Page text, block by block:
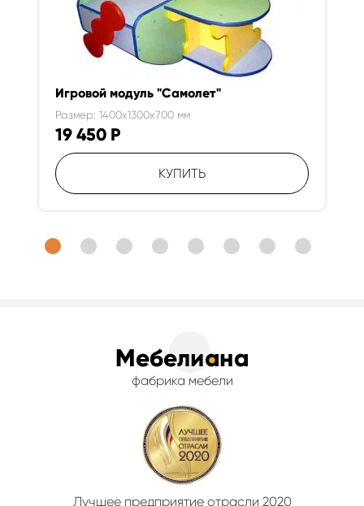
Игровой модуль "Самолет"
Размер: 1400x1300x700 мм
19 450 Р
КУПИТЬ
фабрика мебели
Лучшее предприятие отрасли 2020